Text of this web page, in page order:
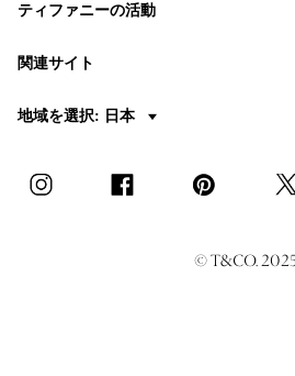
ティファニーの活動
関連サイト
地域を選択: 日本
© T&CO.